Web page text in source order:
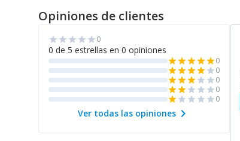
Opiniones de clientes
star star star star star0
0 de 5 estrellas en 0 opiniones
starstarstarstarstar0
starstarstarstarstar0
starstarstarstar star0
starstarstar star star0
starstar star star star0
Ver todas las opinioneschevron_right